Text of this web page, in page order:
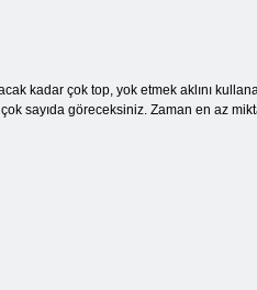
kadar çok top, yok etmek aklını
sayıda göreceksiniz. Zaman en az